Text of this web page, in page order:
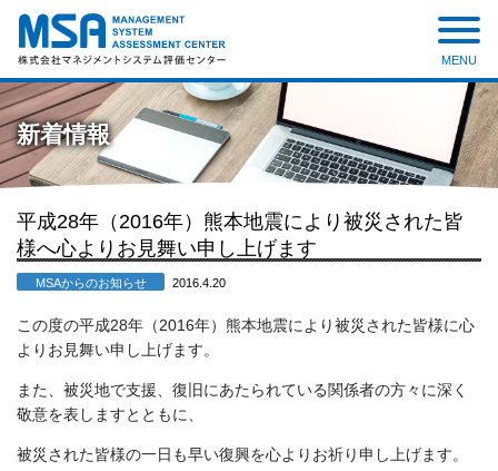
株式会社 マネジメントシステ
ム評価センター
MENU
新着情報
平成28年（2016年）熊本地震により被災された皆
様へ心よりお見舞い申し上げます
MSAからのお知らせ 2016.4.20
この度の平成28年（2016年）熊本地震により被災された皆様に心
よりお見舞い申し上げます。
また、被災地で支援、復旧にあたられている関係者の方々に深く
敬意を表しますとともに、
被災された皆様の一日も早い復興を心よりお祈り申し上げます。